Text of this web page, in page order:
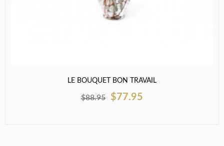
LE BOUQUET BON TRAVAIL
$88.95 $77.95